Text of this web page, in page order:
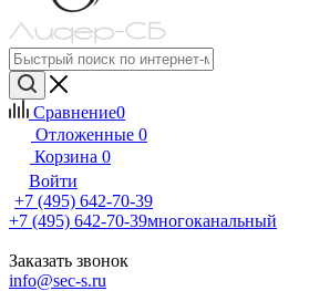
Сравнение0
Отложенные 0
Корзина 0
Войти
+7 (495) 642-70-39
+7 (495) 642-70-39многоканальный
Заказать звонок
info@sec-s.ru